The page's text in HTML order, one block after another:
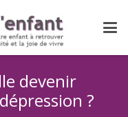
devenir
?